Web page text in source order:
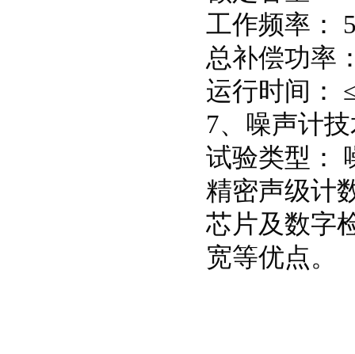
工作频率：
总补偿功率
运行时间：
7、噪声计
试验类型：
精密声级计
芯片及数字
宽等优点。